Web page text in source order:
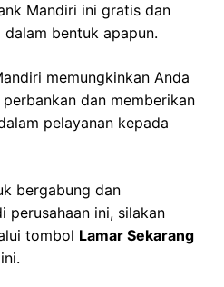
Mandiri ini gratis dan
bentuk apapun.
memungkinkan Anda
dan memberikan
pelayanan kepada
bergabung dan
perusahaan ini, silakan
tombol Lamar Sekarang